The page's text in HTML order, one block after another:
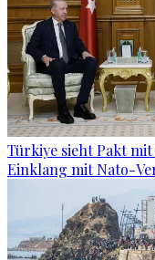
Türkiye sieht Pakt
Einklang mit Nato-